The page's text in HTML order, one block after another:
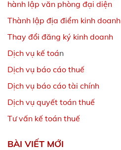
hành lập văn phòng đại diện
Thành lập địa điểm kinh doanh
Thay đổi đăng ký kinh doanh
Dịch vụ kế toán
Dịch vụ báo cáo thuế
Dịch vụ báo cáo tài chính
Dịch vụ quyết toán thuế
Tư vấn kế toán thuế
BÀI VIẾT MỚI